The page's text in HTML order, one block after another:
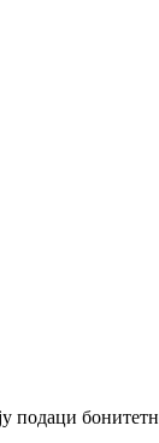
подаци